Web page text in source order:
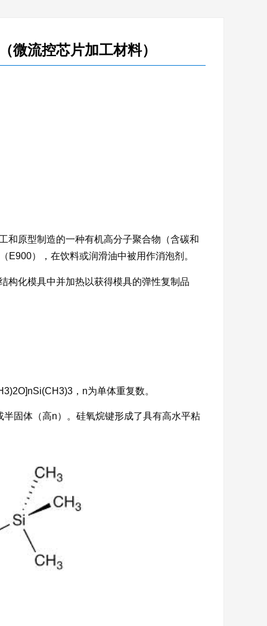
微流控芯片加工材料）
和原型制造的一种有机高分子聚合物（含碳和
E900），在饮料或润滑油中被用作消泡剂。
构化模具中并加热以获得模具的弹性复制品
，n为单体重复数。
固体（高n）。硅氧烷键形成了具有高水平粘